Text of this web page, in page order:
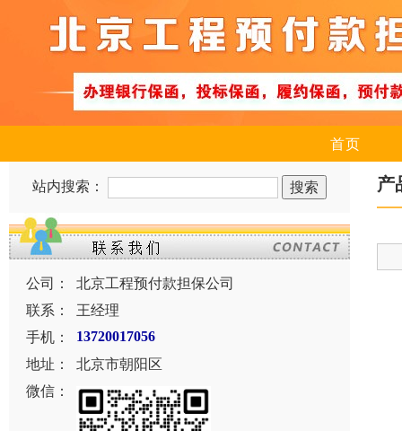
首页
站内搜索：
公司：
北京工程预付款担保公司
联系：
王经理
手机：
13720017056
地址：
北京市朝阳区
微信：
产